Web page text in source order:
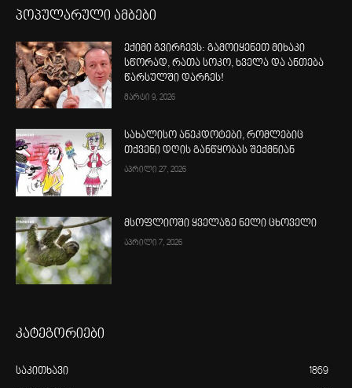
პოპულარული ამბები
ექიმი გვირჩევს: გამოიყენეთ მიხაკი
სწორად, რათა სოკო, ხველა და ანთება
წარსულში დარჩეს!
მარტი 9, 2026
სახალისო ანეკდოტები, რომლებიც
თქვენი დღის განწყობას შექმნიან
აპრილი 27, 2026
მსოფლიოში ყველაზე ნელი ცხოველი
აპრილი 7, 2026
კატეგორიები
საკითხავი 1869